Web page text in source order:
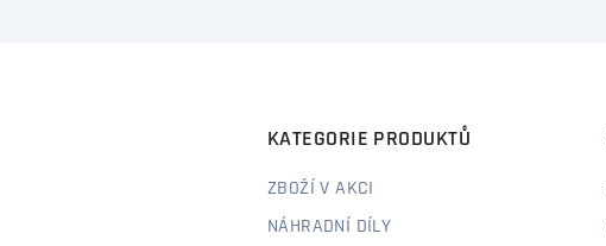
KATEGORIE PRODUKTŮ
ZBOŽÍ V AKCI
NÁHRADNÍ DÍLY